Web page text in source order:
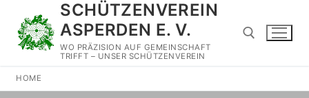
Inhalt
springen
SCHÜTZENVEREIN
ASPERDEN E. V.
WO PRÄZISION AUF GEMEINSCHAFT
TRIFFT – UNSER SCHÜTZENVEREIN
Suchen nach:
HOME